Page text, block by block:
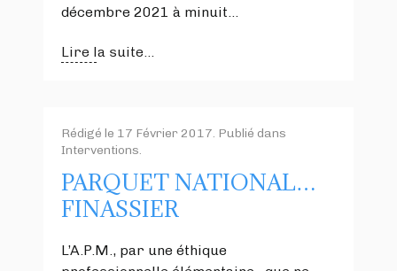
décembre 2021 à minuit…
Lire la suite...
Rédigé le 17 Février 2017. Publié dans
Interventions.
PARQUET NATIONAL…
FINASSIER
L’A.P.M., par une éthique